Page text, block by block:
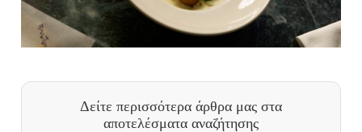
Δείτε περισσότερα άρθρα μας στα
αποτελέσματα αναζήτησης